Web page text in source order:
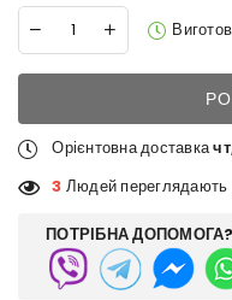
Орієнтовна доставка
3 Людей переглядають
ПОТРІБНА ДОПОМОГА?